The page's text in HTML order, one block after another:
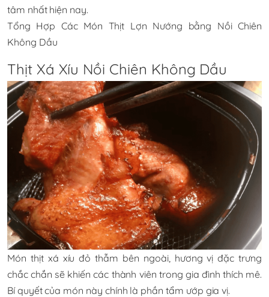
tâm nhất hiện nay.
Tổng Hợp Các Món Thịt Lợn Nướng bằng Nồi Chiên
Không Dầu
Thịt Xá Xíu Nồi Chiên Không Dầu
Món thịt xá xíu đỏ thẫm bên ngoài, hương vị đặc trưng
chắc chắn sẽ khiến các thành viên trong gia đình thích mê.
Bí quyết của món này chính là phần tẩm ướp gia vị.